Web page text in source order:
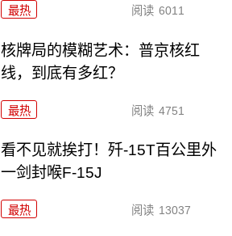
最热 阅读 6011
核牌局的模糊艺术：普京核红
线，到底有多红？
最热 阅读 4751
看不见就挨打！歼-15T百公里外
一剑封喉F-15J
最热 阅读 13037